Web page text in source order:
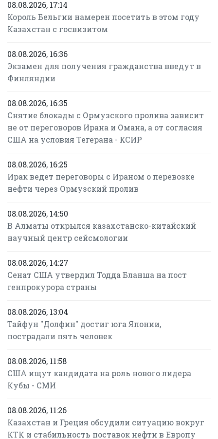
08.08.2026, 17:14
Король Бельгии намерен посетить в этом году
Казахстан с госвизитом
08.08.2026, 16:36
Экзамен для получения гражданства введут в
Финляндии
08.08.2026, 16:35
Снятие блокады с Ормузского пролива зависит
не от переговоров Ирана и Омана, а от согласия
США на условия Тегерана - КСИР
08.08.2026, 16:25
Ирак ведет переговоры с Ираном о перевозке
нефти через Ормузский пролив
08.08.2026, 14:50
В Алматы открылся казахстанско-китайский
научный центр сейсмологии
08.08.2026, 14:27
Сенат США утвердил Тодда Бланша на пост
генпрокурора страны
08.08.2026, 13:04
Тайфун "Долфин" достиг юга Японии,
пострадали пять человек
08.08.2026, 11:58
США ищут кандидата на роль нового лидера
Кубы - СМИ
08.08.2026, 11:26
Казахстан и Греция обсудили ситуацию вокруг
КТК и стабильность поставок нефти в Европу